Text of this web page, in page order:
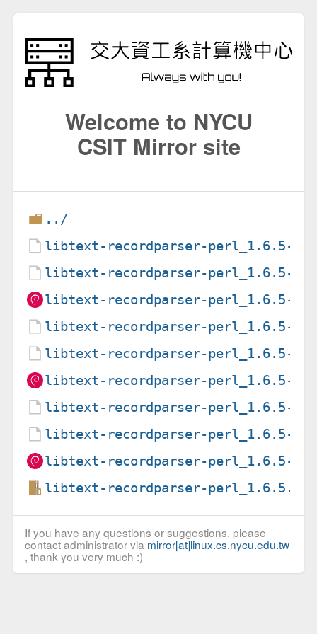
Welcome to NYCU
CSIT Mirror site
../
libtext-recordparser-perl_1.6.5-
libtext-recordparser-perl_1.6.5-
libtext-recordparser-perl_1.6.5-
libtext-recordparser-perl_1.6.5-
libtext-recordparser-perl_1.6.5-
libtext-recordparser-perl_1.6.5-
libtext-recordparser-perl_1.6.5-
libtext-recordparser-perl_1.6.5-
libtext-recordparser-perl_1.6.5-
libtext-recordparser-
If you have any questions or suggestions, please
contact administrator via mirror[at]linux.cs.nycu.edu.tw
, thank you very much :)